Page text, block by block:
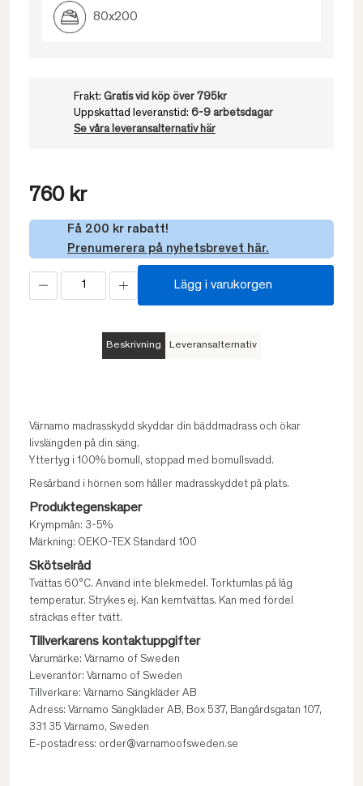
80x200
Frakt: Gratis vid köp över 795kr
Uppskattad leveranstid: 6-9 arbetsdagar
Se våra leveransalternativ här
760 kr
Få 200 kr rabatt!
Prenumerera på nyhetsbrevet här.
Lägg i varukorgen
Beskrivning Leveransalternativ
Värnamo madrasskydd skyddar din bäddmadrass och ökar
livslängden på din säng.
Yttertyg i 100% bomull, stoppad med bomullsvadd.
Resårband i hörnen som håller madrasskyddet på plats.
Produktegenskaper
Krympmån: 3-5%
Märkning: OEKO-TEX Standard 100
Skötselråd
Tvättas 60°C. Använd inte blekmedel. Torktumlas på låg
temperatur. Strykes ej. Kan kemtvättas. Kan med fördel
sträckas efter tvätt.
Tillverkarens kontaktuppgifter
Varumärke: Värnamo of Sweden
Leverantör: Värnamo of Sweden
Tillverkare: Värnamo Sängkläder AB
Adress: Värnamo Sängkläder AB, Box 537, Bangårdsgatan 107,
331 35 Värnamo, Sweden
E-postadress: order@varnamoofsweden.se